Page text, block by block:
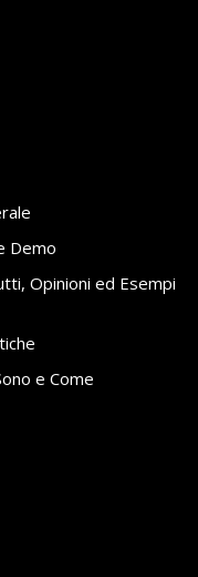
Demo
Opinioni ed Esempi
e Come